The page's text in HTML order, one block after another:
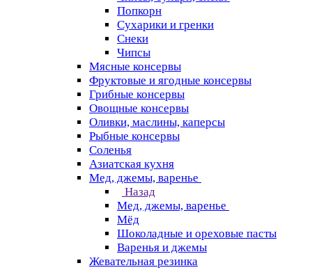
Попкорн
Сухарики и гренки
Снеки
Чипсы
Мясные консервы
Фруктовые и ягодные консервы
Грибные консервы
Овощные консервы
Оливки, маслины, каперсы
Рыбные консервы
Соленья
Азиатская кухня
Мед, джемы, варенье
Назад
Мед, джемы, варенье
Мёд
Шоколадные и ореховые пасты
Варенья и джемы
Жевательная резинка